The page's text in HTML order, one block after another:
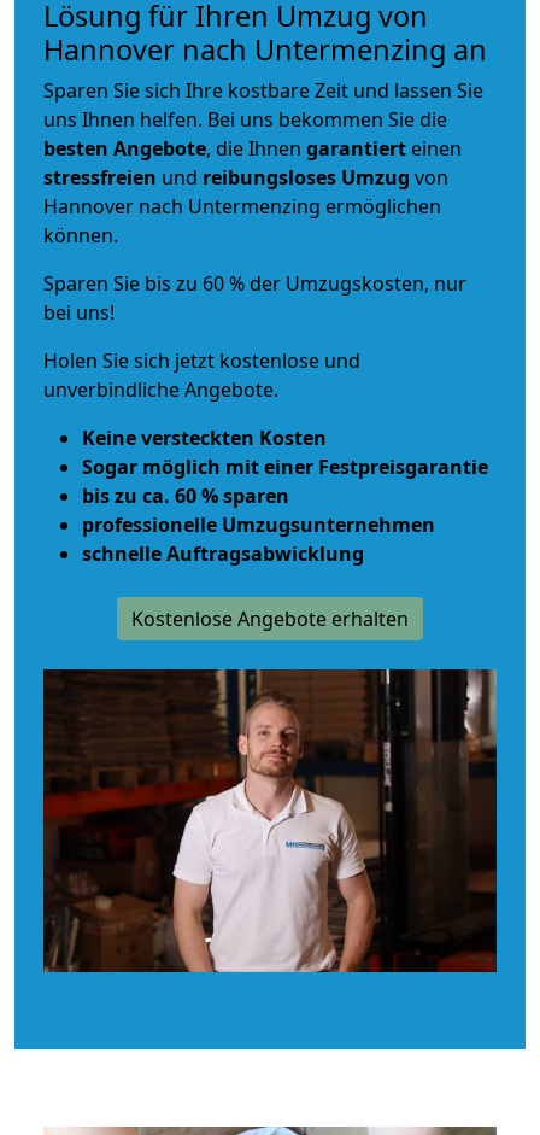
Lösung für Ihren Umzug von
Hannover nach Untermenzing an
Sparen Sie sich Ihre kostbare Zeit und lassen Sie
uns Ihnen helfen. Bei uns bekommen Sie die
besten Angebote, die Ihnen garantiert einen
stressfreien und reibungsloses Umzug von
Hannover nach Untermenzing ermöglichen
können.
Sparen Sie bis zu 60 % der Umzugskosten, nur
bei uns!
Holen Sie sich jetzt kostenlose und
unverbindliche Angebote.
Keine versteckten Kosten
Sogar möglich mit einer Festpreisgarantie
bis zu ca. 60 % sparen
professionelle Umzugsunternehmen
schnelle Auftragsabwicklung
Kostenlose Angebote erhalten